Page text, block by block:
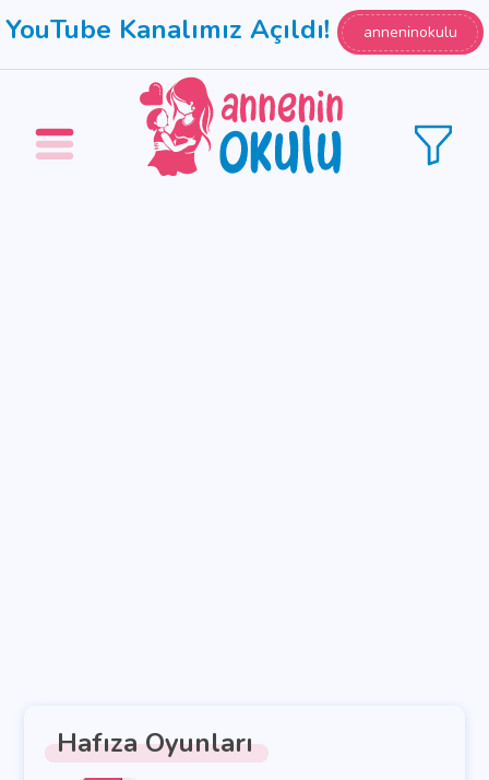
YouTube Kanalımız Açıldı! anneninokulu
Hafıza Oyunları